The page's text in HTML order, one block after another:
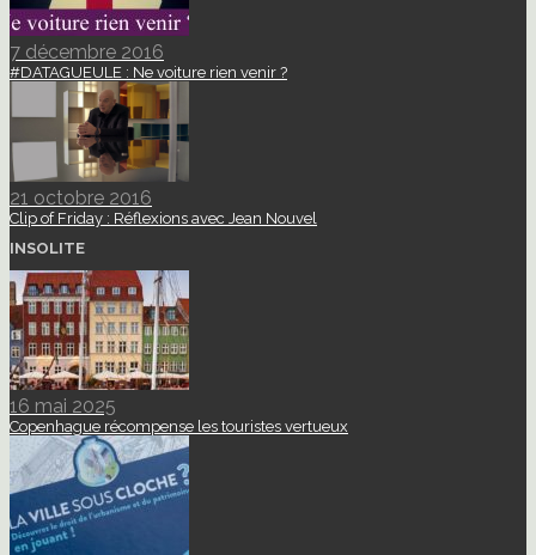
7 décembre 2016
#DATAGUEULE : Ne voiture rien venir ?
21 octobre 2016
Clip of Friday : Réflexions avec Jean Nouvel
INSOLITE
16 mai 2025
Copenhague récompense les touristes vertueux